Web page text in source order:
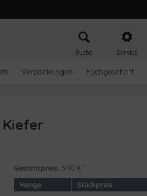
Suche Service
Verpackungen Fachgeschäft
Kiefer
Gesamtpreis: 6,90 € *
Menge
Stückpreis